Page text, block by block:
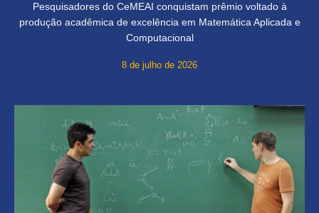
Pesquisadores do CeMEAI conquistam prêmio voltado à
produção acadêmica de excelência em Matemática Aplicada e
Computacional
8 de julho de 2026